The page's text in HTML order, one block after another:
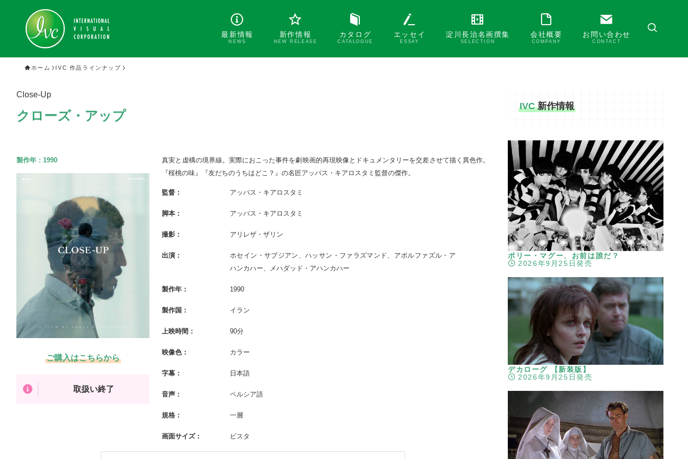
最新情報
NEWS
新作情報
NEW RELEASE
カタログ
CATALOGUE
エッセイ
ESSAY
淀川長治名画撰集
SELECTION
会社概要
COMPANY
お問い合わせ
CONTACT
ホーム IVC 作品ラインナップ
Close-Up
クローズ・アップ
製作年： 1990
ご購入はこちらから
取扱い終了
真実と虚構の境界線。実際におこった事件を劇映画的再現映像とドキュメンタリーを交差させて描く異色作。
『桜桃の味』『友だちのうちはどこ？』の名匠アッバス・キアロスタミ監督の傑作。
監督： アッバス・キアロスタミ
脚本： アッバス・キアロスタミ
撮影： アリレザ・ザリン
出演：
ホセイン・サブジアン、ハッサン・ファラズマンド、アボルファズル・ア
ハンカハー、メハダッド・アハンカハー
製作年： 1990
製作国： イラン
上映時間： 90分
映像色： カラー
字幕： 日本語
音声： ペルシア語
規格： 一層
画面サイズ： ビスタ
IVC新作情報
ポリー・マグー、お前は誰だ？
2026年9月25日発売
デカローグ 【新装版】
2026年9月25日発売